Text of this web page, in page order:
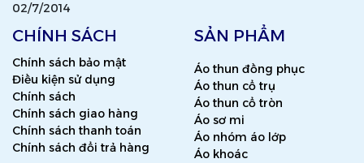
02/7/2014
CHÍNH SÁCH
Chính sách bảo mật
Điều kiện sử dụng
Chính sách
Chính sách giao hàng
Chính sách thanh toán
Chính sách đổi trả hàng
SẢN PHẨM
Áo thun đồng phục
Áo thun cổ trụ
Áo thun cổ tròn
Áo sơ mi
Áo nhóm áo lớp
Áo khoác